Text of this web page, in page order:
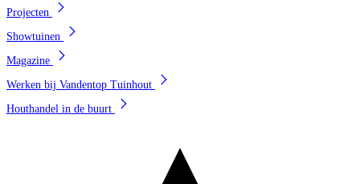
Projecten
Showtuinen
Magazine
Werken bij Vandentop Tuinhout
Houthandel in de buurt